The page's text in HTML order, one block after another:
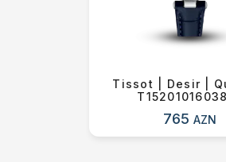
Tissot | Desir |
765 AZN